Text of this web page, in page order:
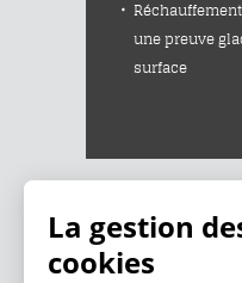
une preuve
surface
La gestion
cookies